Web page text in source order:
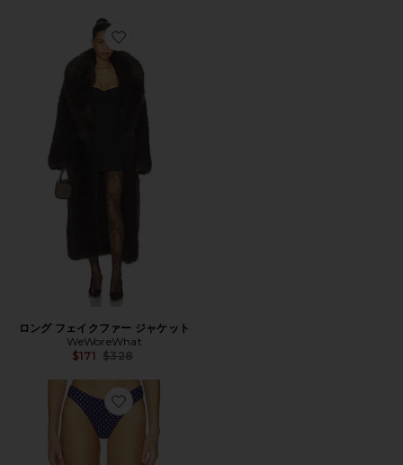
Favorite ロング フェイクファー ジャケット
ロング フェイクファー ジャケット
WeWoreWhat
$171 Previous price:
$328
Favorite CLASSIC SCOOP ビキニボトム